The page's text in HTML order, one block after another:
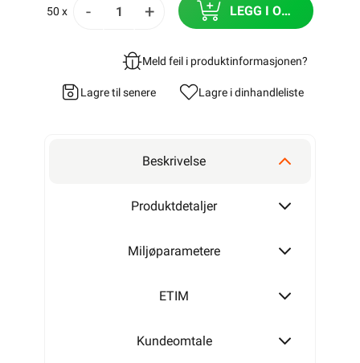
50 x - + LEGG I ORDRE
Meld feil i produktinformasjonen?
Lagre til senere Lagre i dinhandleliste
Beskrivelse
Produktdetaljer
Miljøparametere
ETIM
Kundeomtale